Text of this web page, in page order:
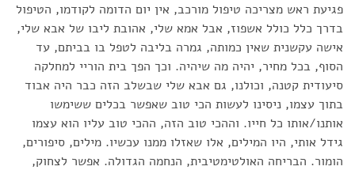
פגיעת ראש מצריכה טיפול מורכב, אין יום הדומה לקודמו, הטיפול
בדרך כלל כולל אשפוז, אבל אמא שלי, אהובת ליבו של אבא שלי,
אישה עקשנית שאין כמותה, גמרה בליבה לטפל בו בביתם, עד
הסוף, בכל מחיר, יהיה מה שיהיה. וכך הפך בית הוריי למחלקה
סיעודית קטנה, וכולנו, גם אבא שלי שבשלב הזה כבר היה אבוד
בתוך עצמו, ניסינו לעשות הכי טוב שאפשר בכלים ששימשו
אותנו/אותו כל חייו. וההכי טוב הזה, ההכי טוב עליו הוא עצמו
גידל אותי, היו המילים, אלו שאזלו ממנו עכשיו. מילים, סיפורים,
הומור. הבריחה האולטימטיבית, הנחמה הגדולה. אפשר לצחוק,